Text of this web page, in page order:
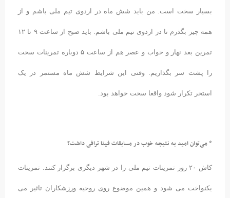
بسیار سخت است. من باید شش ماه در اردوی تیم ملی باشم و از
همه چیز بگذرم تا در اردوی تیم ملی باشم. باید صبح از ساعت ۹ تا ۱۲
تمرین بعد نهار و خواب و عصر هم از ساعت ۵ دوباره تمرینات سخت
را پشت سر بگذاریم. وقتی این شرایط شش ماه مستمر در یک
استخر تکرار شود واقعا سخت خواهد بود.
* می‌توان امید به نتیجه خوب در مسابقات فینا ترافی داشت؟
کاش ۲۰ روز تمرینات تیم ملی را در شهر دیگری برگزار کنند. تمرینات
یکنواخت می شود و همین موضوع روی روحیه ورزشکاران تاثیر می